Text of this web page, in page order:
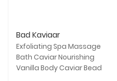
Bad Kaviaar
Exfoliating Spa Massage
Bath Caviar Nourishing
Vanilla Body Caviar Bead